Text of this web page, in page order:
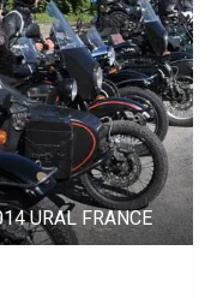
URAL FRANCE